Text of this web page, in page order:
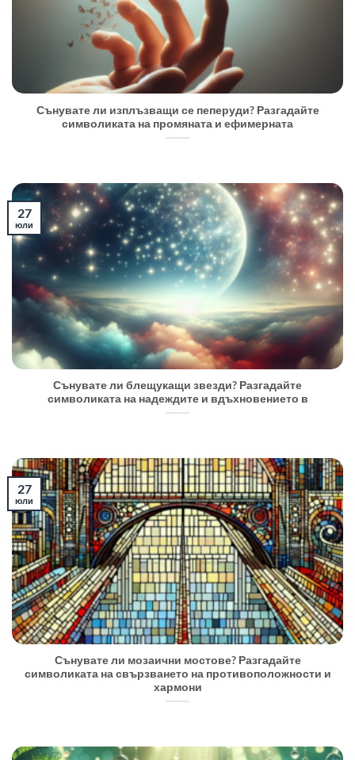
Сънувате ли изплъзващи се пеперуди? Разгадайте
символиката на промяната и ефимерната
Сънувате ли блещукащи звезди? Разгадайте
символиката на надеждите и вдъхновението в
27
юли
Сънувате ли мозаични мостове? Разгадайте
символиката на свързването на противоположности и
хармони
27
юли